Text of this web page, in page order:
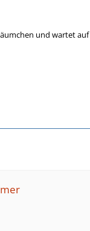
und wartet auf